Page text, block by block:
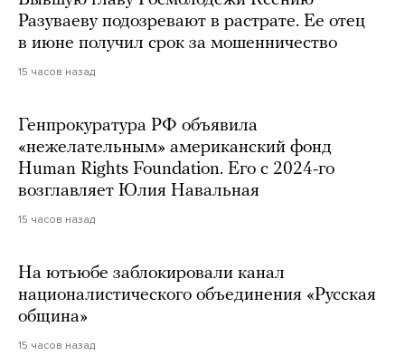
Разуваеву подозревают в растрате. Ее отец
в июне получил срок за мошенничество
15 часов назад
Генпрокуратура РФ объявила
«нежелательным» американский фонд
Human Rights Foundation. Его с 2024-го
возглавляет Юлия Навальная
15 часов назад
На ютьюбе заблокировали канал
националистического объединения «Русская
община»
15 часов назад